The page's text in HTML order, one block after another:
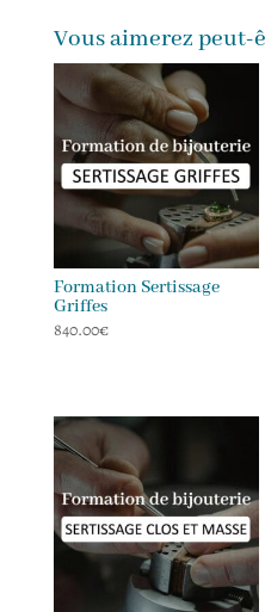
Vous aimerez peut-
Formation Sertissage
Griffes
840.00€